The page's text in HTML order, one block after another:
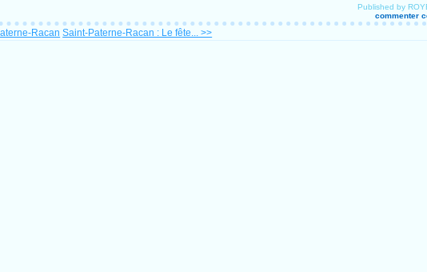
Published by
commenter
Racan Saint-Paterne-Racan : Le fête... >>